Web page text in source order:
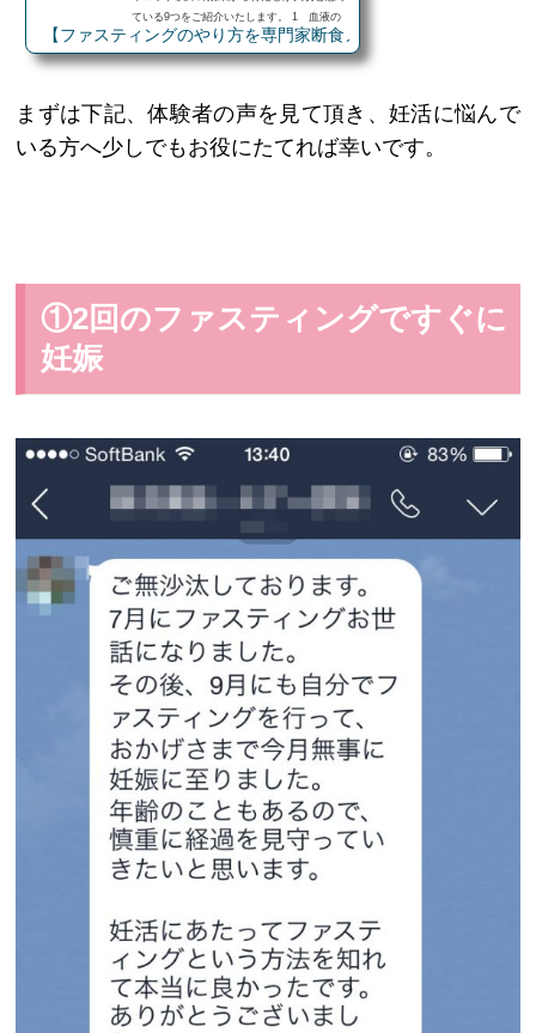
ている9つをご紹介いたします。 1 血液の
浄化血液が綺麗になることで、細胞の働きが
健康になります。血液検査に不安がある方に
整えます。疲れやすい方におすすめです 3
ミトコンドリア機能の改善ミトコンドリアは
体内のエネルギー発電所。ミトコンドリアが
【ファスティングのやり方を専門家断食メガネ田中が教えます
まずは下記、体験者の声を見て頂き、妊活に悩んで
いる方へ少しでもお役にたてれば幸いです。
①2回のファスティングですぐに
妊娠